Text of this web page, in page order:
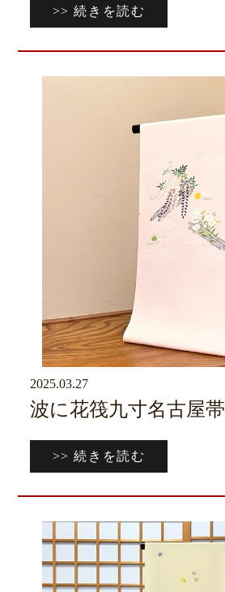
>> 続きを読む
2025.03.27
波に花筏九寸名古屋帯
>> 続きを読む